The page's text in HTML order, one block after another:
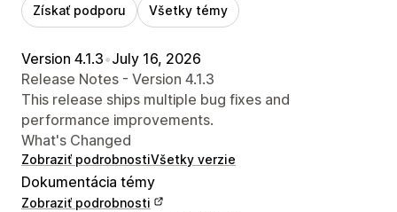
Získať podporu Všetky témy
Version 4.1.3•July 16, 2026
Release Notes - Version 4.1.3
This release ships multiple bug fixes and
performance improvements.
What's Changed
Zobraziť podrobnostiVšetky verzie
Dokumentácia témy
Zobraziť podrobnosti